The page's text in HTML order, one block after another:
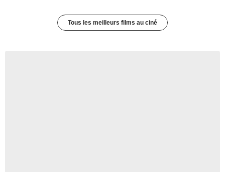
Tous les meilleurs films au ciné